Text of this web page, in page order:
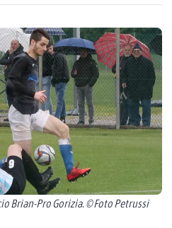
Brian-Pro Gorizia. © Foto Petrussi